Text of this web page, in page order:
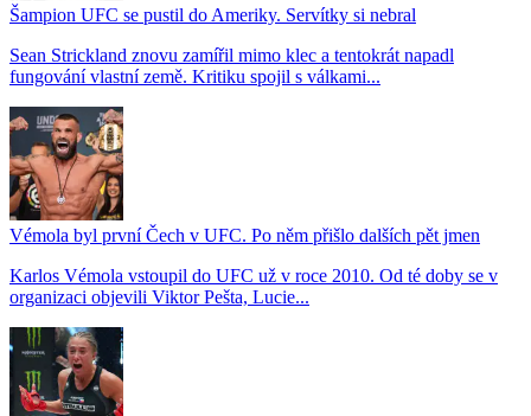
Šampion UFC se pustil do Ameriky. Servítky si nebral
Sean Strickland znovu zamířil mimo klec a tentokrát napadl
fungování vlastní země. Kritiku spojil s válkami...
Vémola byl první Čech v UFC. Po něm přišlo dalších pět jmen
Karlos Vémola vstoupil do UFC už v roce 2010. Od té doby se v
organizaci objevili Viktor Pešta, Lucie...